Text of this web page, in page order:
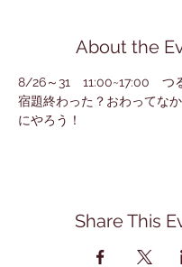
About the
8/26～31　11:00~17:00　つ
宿題終わった？おわってな
にやろう！
Share This